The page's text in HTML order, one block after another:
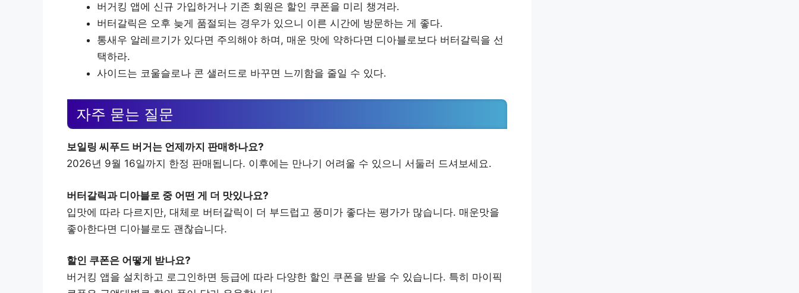
버거킹 앱에 신규 가입하거나 기존 회원은 할인 쿠폰을 미리 챙겨라.
버터갈릭은 오후 늦게 품절되는 경우가 있으니 이른 시간에 방문하는 게 좋다.
통새우 알레르기가 있다면 주의해야 하며, 매운 맛에 약하다면 디아블로보다 버터갈릭을 선
택하라.
사이드는 코울슬로나 콘 샐러드로 바꾸면 느끼함을 줄일 수 있다.
자주 묻는 질문
보일링 씨푸드 버거는 언제까지 판매하나요?
2026년 9월 16일까지 한정 판매됩니다. 이후에는 만나기 어려울 수 있으니 서둘러 드셔보세요.
버터갈릭과 디아블로 중 어떤 게 더 맛있나요?
입맛에 따라 다르지만, 대체로 버터갈릭이 더 부드럽고 풍미가 좋다는 평가가 많습니다. 매운맛을
좋아한다면 디아블로도 괜찮습니다.
할인 쿠폰은 어떻게 받나요?
버거킹 앱을 설치하고 로그인하면 등급에 따라 다양한 할인 쿠폰을 받을 수 있습니다. 특히 마이픽